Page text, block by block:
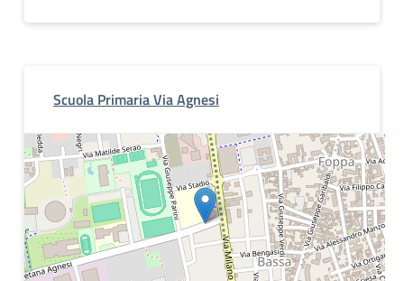
Scuola Primaria Via Agnesi